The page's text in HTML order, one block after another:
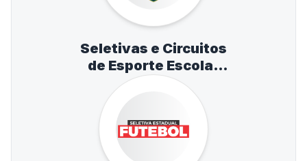
Seletivas e Circuitos
de Esporte Escolar
de Atletismo,
Natação e Tênis de
Mesa